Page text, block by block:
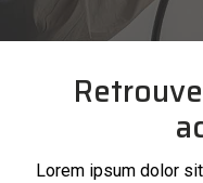
Lorem ipsum dolor